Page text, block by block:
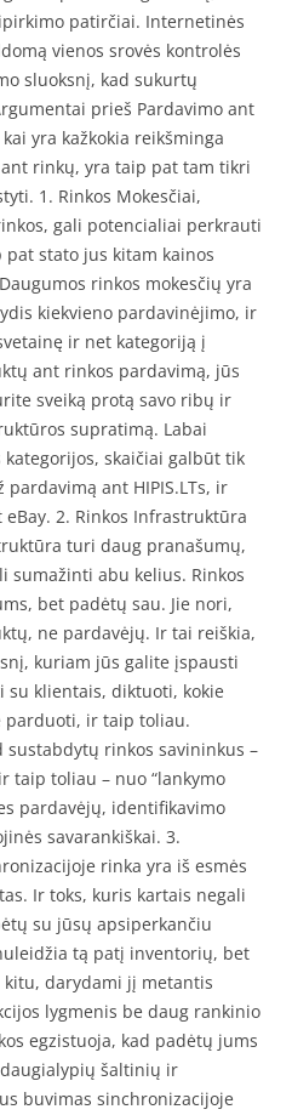
patirčiai. Internetinės
vienos srovės kontrolės
sluoksnį, kad sukurtų
prieš Pardavimo ant
kai yra kažkokia reikšminga
rinkų, yra taip pat tam tikri
1. Rinkos Mokesčiai,
gali potencialiai perkrauti
stato jus kitam kainos
rinkos mokesčių yra
kiekvieno pardavinėjimo, ir
ir net kategoriją į
ant rinkos pardavimą, jūs
sveiką protą savo ribų ir
supratimą. Labai
skaičiai galbūt tik
ant HIPIS.LTs, ir
2. Rinkos Infrastruktūra
turi daug pranašumų,
sumažinti abu kelius. Rinkos
bet padėtų sau. Jie nori,
ne pardavėjų. Ir tai reiškia,
kuriam jūs galite įspausti
su klientais, diktuoti, kokie
parduoti, ir taip toliau.
sustabdytų rinkos savininkus –
taip toliau – nuo “lankymo
pardavėjų, identifikavimo
savarankiškai. 3.
rinka yra iš esmės
Ir toks, kuris kartais negali
su jūsų apsiperkančiu
tą patį inventorių, bet
darydami jį metantis
lygmenis be daug rankinio
egzistuoja, kad padėtų jums
šaltinių ir
buvimas sinchronizacijoje